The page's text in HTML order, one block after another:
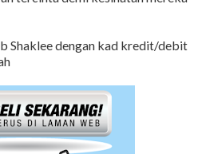
Shaklee dengan kad kredit/debit